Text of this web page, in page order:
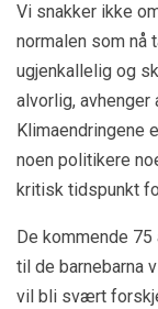
Vi snakker ikke
normalen som nå
ugjenkallelig og
alvorlig,
Klimaendringene
noen politikere
kritisk tidspunkt
De kommende
til de barnebarna
vil bli svært